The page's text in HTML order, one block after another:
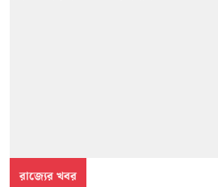
রাজ্যের খবর